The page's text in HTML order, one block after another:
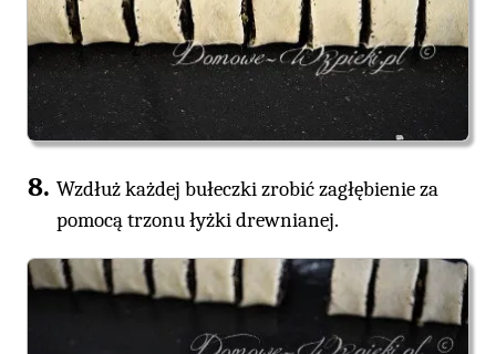
Wzdłuż każdej bułeczki zrobić zagłębienie za
pomocą trzonu łyżki drewnianej.